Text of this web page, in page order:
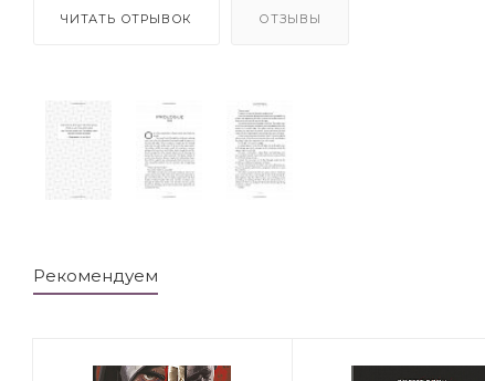
ЧИТАТЬ ОТРЫВОК ОТЗЫВЫ
Рекомендуем